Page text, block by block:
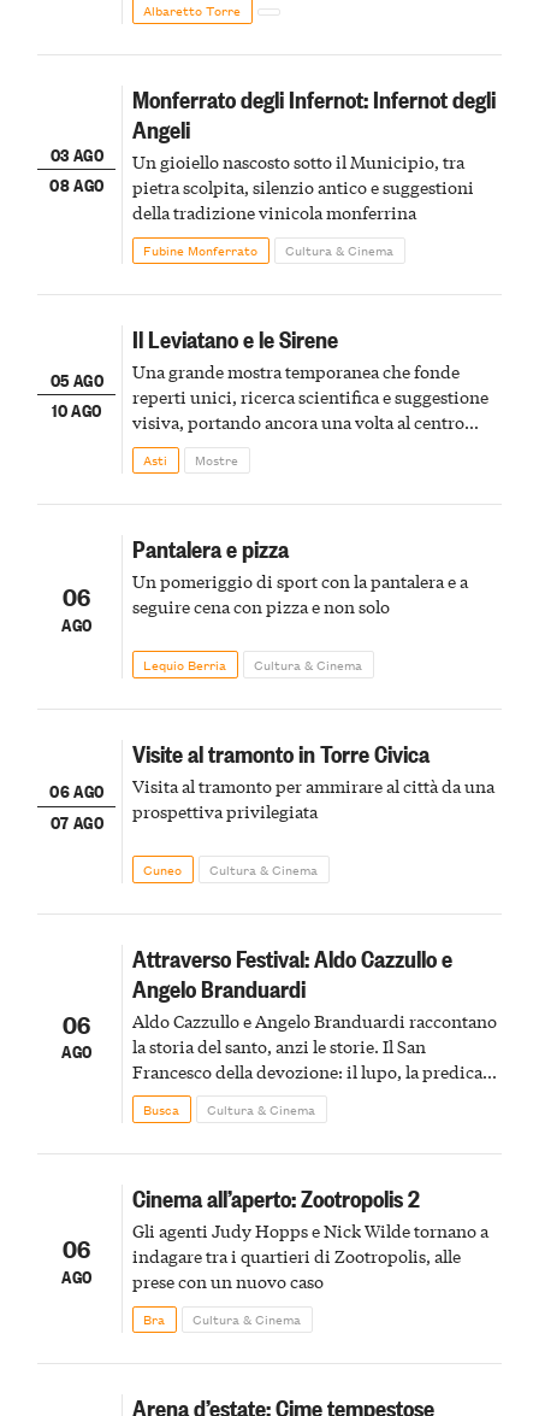
Albaretto Torre
03 AGO
08 AGO
Monferrato degli Infernot: Infernot degli
Angeli
Un gioiello nascosto sotto il Municipio, tra
pietra scolpita, silenzio antico e suggestioni
della tradizione vinicola monferrina
Fubine Monferrato Cultura & Cinema
05 AGO
10 AGO
Il Leviatano e le Sirene
Una grande mostra temporanea che fonde
reperti unici, ricerca scientifica e suggestione
visiva, portando ancora una volta al centro
della scena le meraviglie del passato astigiano
Asti Mostre
06
AGO
Pantalera e pizza
Un pomeriggio di sport con la pantalera e a
seguire cena con pizza e non solo
Lequio Berria Cultura & Cinema
06 AGO
07 AGO
Visite al tramonto in Torre Civica
Visita al tramonto per ammirare al città da una
prospettiva privilegiata
Cuneo Cultura & Cinema
06
AGO
Attraverso Festival: Aldo Cazzullo e
Angelo Branduardi
Aldo Cazzullo e Angelo Branduardi raccontano
la storia del santo, anzi le storie. Il San
Francesco della devozione: il lupo, la predica
agli uccelli, le stimmate
Busca Cultura & Cinema
06
AGO
Cinema all’aperto: Zootropolis 2
Gli agenti Judy Hopps e Nick Wilde tornano a
indagare tra i quartieri di Zootropolis, alle
prese con un nuovo caso
Bra Cultura & Cinema
Arena d’estate: Cime tempestose